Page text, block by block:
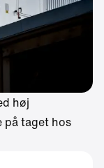
høj
på taget hos